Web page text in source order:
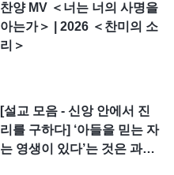
찬양 MV ＜너는 너의 사명을
아는가＞ | 2026 ＜찬미의 소
리＞
[설교 모음 - 신앙 안에서 진
리를 구하다] ‘아들을 믿는 자
는 영생이 있다’는 것은 과연